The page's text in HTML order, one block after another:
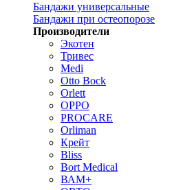
Бандажи универсальные
Бандажи при остеопорозе
Производители
Экотен
Тривес
Medi
Otto Bock
Orlett
OPPO
PROCARE
Orliman
Крейт
Bliss
Bort Medical
ВАМ+